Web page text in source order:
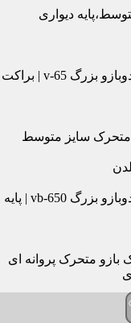
دیواری
قیمت و خرید براکت دیواری تلویزیون دوبازو بزرگ v-65 | براکت
متحرک سایز متوسط
قیمت و خرید براکت دیواری تلویزیون دوبازو بزرگ vb-650 | پایه
بازو متحرک پروانه ای
دیواری تلویزیون